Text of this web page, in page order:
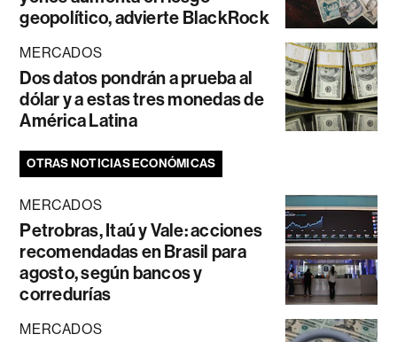
geopolítico, advierte BlackRock
MERCADOS
Dos datos pondrán a prueba al
dólar y a estas tres monedas de
América Latina
OTRAS NOTICIAS ECONÓMICAS
MERCADOS
Petrobras, Itaú y Vale: acciones
recomendadas en Brasil para
agosto, según bancos y
corredurías
MERCADOS